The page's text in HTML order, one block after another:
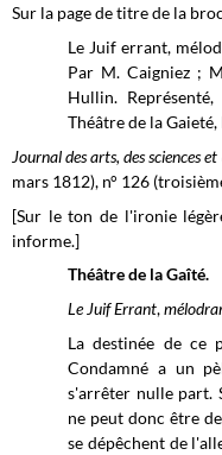
Sur la page de titre de la
Le Juif errant,
Par M. Caigniez ;
Hullin.
Théâtre de la
Journal des arts, des sciences
mars 1812), n° 126
[Sur le ton de l'ironie
informe.]
Théâtre de la Gaîté.
Le Juif Errant,
La destinée de ce
Condamné a un
s'arrêter nulle part.
ne peut donc être
se dépêchent de